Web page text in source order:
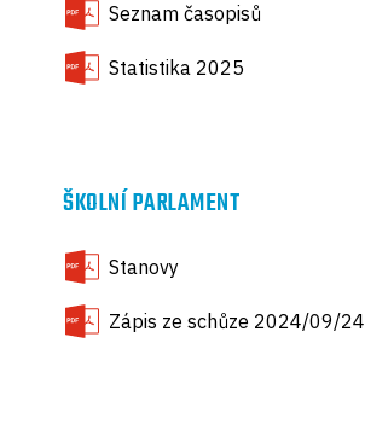
Seznam časopisů
Statistika 2025
ŠKOLNÍ PARLAMENT
Stanovy
Zápis ze schůze 2024/09/24